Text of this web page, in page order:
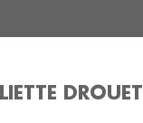
DROUET